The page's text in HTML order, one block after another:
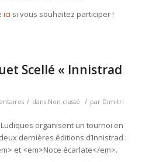
ici si vous souhaitez participer !
Scellé « Innistrad
/ dans Non classé / par Dimitri
organisent un tournoi en
dernières éditions d’Innistrad :
et <em>Noce écarlate</em>.